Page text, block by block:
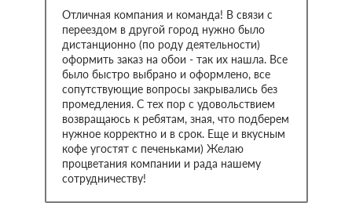
Отличная компания и команда! В связи с
переездом в другой город нужно было
дистанционно (по роду деятельности)
оформить заказ на обои - так их нашла. Все
было быстро выбрано и оформлено, все
сопутствующие вопросы закрывались без
промедления. С тех пор с удовольствием
возвращаюсь к ребятам, зная, что подберем
нужное корректно и в срок. Еще и вкусным
кофе угостят с печеньками) Желаю
процветания компании и рада нашему
сотрудничеству!